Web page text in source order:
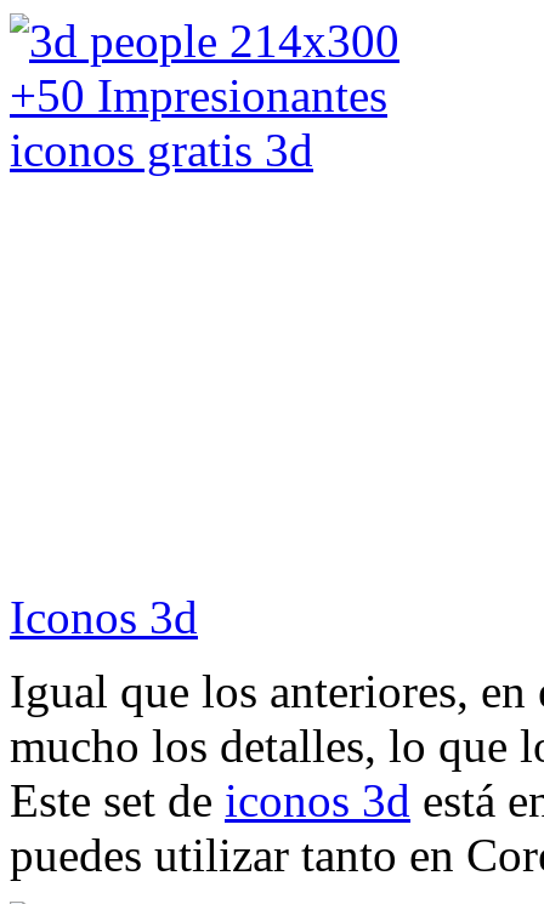
Iconos 3d
Igual que los anteriores, en
mucho los detalles, lo que
Este set de iconos 3d está
puedes utilizar tanto en